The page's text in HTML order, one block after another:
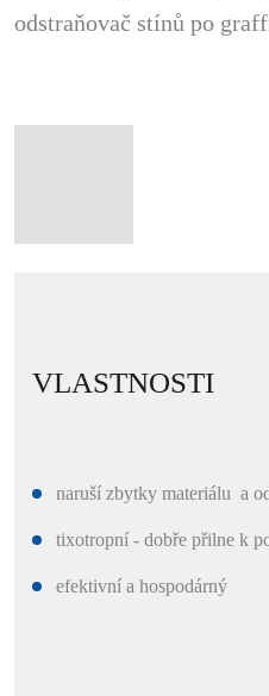
odstraňovač stínů po
VLASTNOSTI
naruší zbytky materiálu a
tixotropní - dobře přilne k
efektivní a hospodárný